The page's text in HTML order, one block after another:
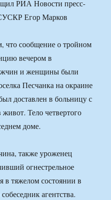
РИА Новости пресс-
СУСКР Егор Марков
что сообщение о тройном
вечером в
и женщины были
Песчанка на окраине
доставлен в больницу с
Тело четвертого
доме.
также уроженец
огнестрельное
в тяжелом состоянии в
агентства.